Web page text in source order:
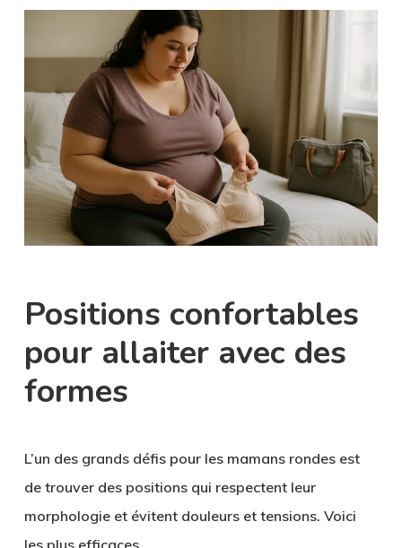
Positions confortables
pour allaiter avec des
formes
L’un des grands défis pour les mamans rondes est
de trouver des positions qui respectent leur
morphologieet évitent douleurs et tensions. Voici
les plus efficaces.